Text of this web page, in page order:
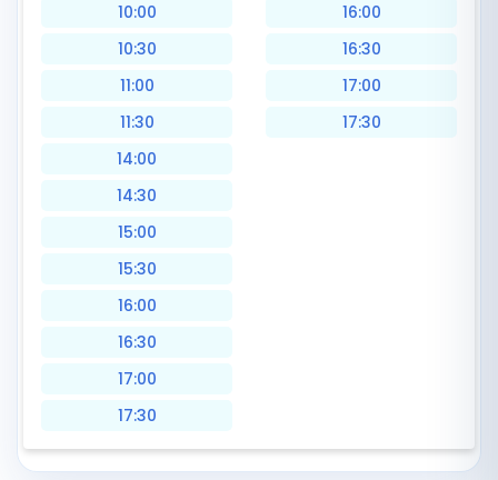
10:00
10:30
11:00
11:30
14:00
14:30
15:00
15:30
16:00
16:30
17:00
17:30
16:00
16:30
17:00
17:30